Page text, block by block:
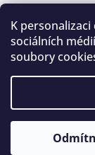
K
sociálních
soubory
Registrace na
Vytvořil Shoptet